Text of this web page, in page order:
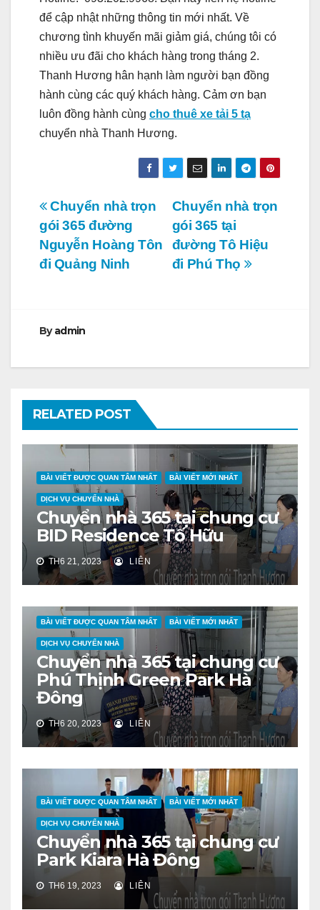
để cập nhật những thông tin mới nhất. Về
chương tình khuyến mãi giảm giá, chúng tôi có
nhiều ưu đãi cho khách hàng trong tháng 2.
Thanh Hương hân hạnh làm người bạn đồng
hành cùng các quý khách hàng. Cảm ơn bạn
luôn đồng hành cùng cho thuê xe tải 5 tạ
chuyển nhà Thanh Hương.
Điều
hướng
bài
Chuyển nhà trọn
gói 365 tại
đường Tô Hiệu
đi Phú Thọ
Chuyển nhà trọn
gói 365 đường
Nguyễn Hoàng Tôn
đi Quảng Ninh
Byadmin
RELATED POST
BÀI VIẾT ĐƯỢC QUAN TÂM NHẤT BÀI VIẾT MỚI NHẤT
DỊCH VỤ CHUYỂN NHÀ
Chuyển nhà 365 tại chung cư
BID Residence Tố Hữu
TH6 21, 2023 LIÊN
BÀI VIẾT ĐƯỢC QUAN TÂM NHẤT BÀI VIẾT MỚI NHẤT
DỊCH VỤ CHUYỂN NHÀ
Chuyển nhà 365 tại chung cư
Phú Thịnh Green Park Hà
Đông
TH6 20, 2023 LIÊN
BÀI VIẾT ĐƯỢC QUAN TÂM NHẤT BÀI VIẾT MỚI NHẤT
DỊCH VỤ CHUYỂN NHÀ
Chuyển nhà 365 tại chung cư
Park Kiara Hà Đông
TH6 19, 2023 LIÊN